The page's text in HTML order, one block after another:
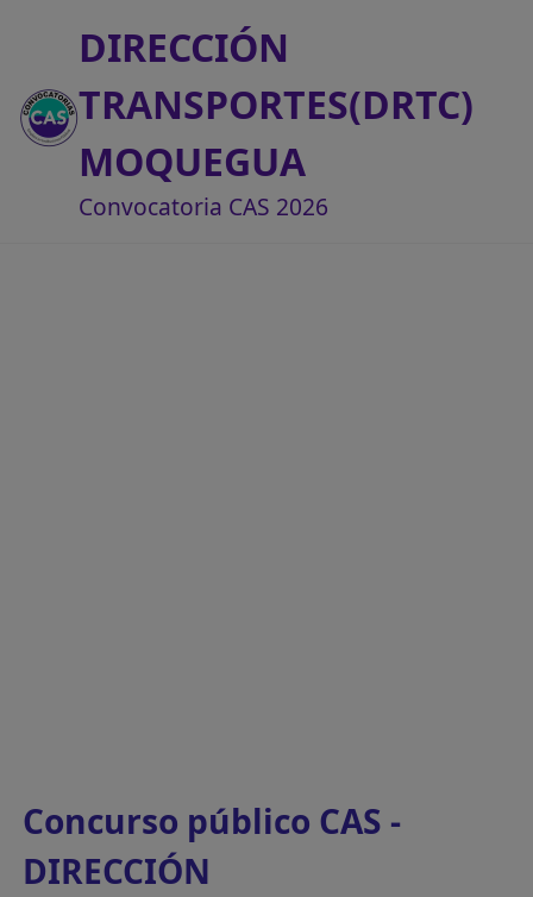
DIRECCIÓN
TRANSPORTES(DRTC)
MOQUEGUA
Convocatoria CAS 2026
Concurso público CAS -
DIRECCIÓN